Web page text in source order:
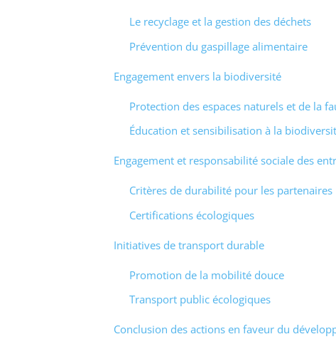
Le recyclage et la gestion des déchets
Prévention du gaspillage alimentaire
Engagement envers la biodiversité
Protection des espaces naturels et de la
Éducation et sensibilisation à la
Engagement et responsabilité sociale des
Critères de durabilité pour les partenaires
Certifications écologiques
Initiatives de transport durable
Promotion de la mobilité douce
Transport public écologiques
Conclusion des actions en faveur du